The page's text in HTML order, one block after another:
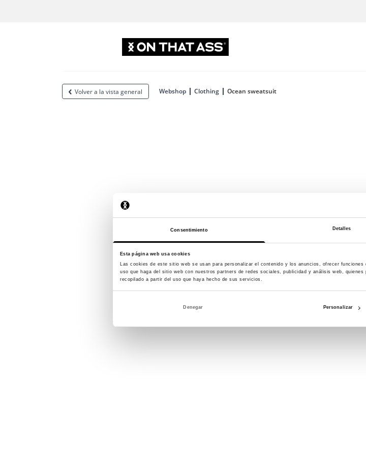
Consentimiento Detalles
Esta página web usa cookies
Las cookies de este sitio web se usan para personalizar el contenido y los anuncios, ofrecer
uso que haga del sitio web con nuestros partners de redes sociales, publicidad y análisis web,
recopilado a partir del uso que haya hecho de sus servicios.
Denegar Personalizar
Volver a la vista general Webshop Clothing Ocean sweatsuit